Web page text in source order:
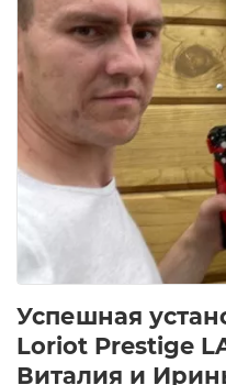
Успешная
Loriot Prestige
Виталия и